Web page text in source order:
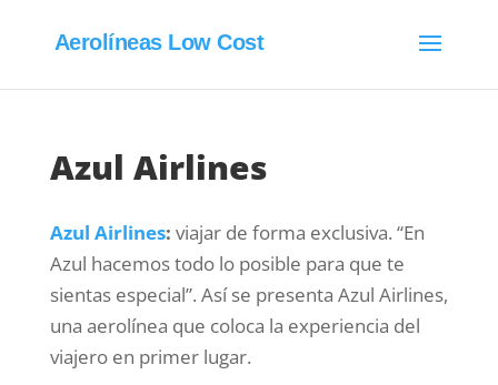
Aerolíneas Low Cost
Azul Airlines
Azul Airlines: viajar de forma exclusiva. “En
Azul hacemos todo lo posible para que te
sientas especial”. Así se presenta Azul Airlines,
una aerolínea que coloca la experiencia del
viajero en primer lugar.